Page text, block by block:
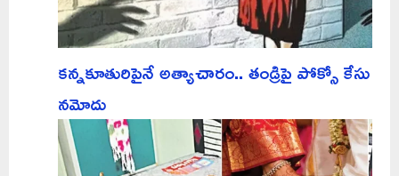
కన్నకూతురిపైనే అత్యాచారం.. తండ్రిపై పోక్సో కేసు
నమోదు